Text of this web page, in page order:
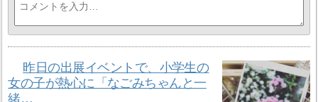
昨日の出展イベントで、小学生の
女の子が熱心に「なごみちゃんと一
緒…